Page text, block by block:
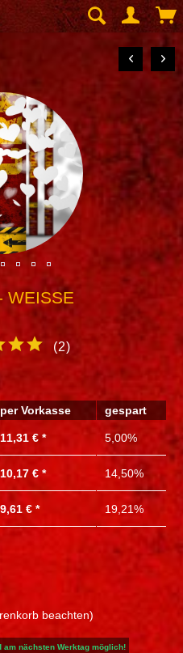
H
(2)
per Vorkasse gespart
11,31 € * 5,00%
10,17 € * 14,50%
9,61 € * 19,21%
beachten)
am nächsten Werktag möglich!